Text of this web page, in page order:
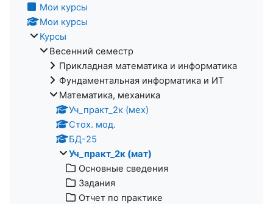
Мои курсы
Мои курсы
Курсы
Весенний семестр
Прикладная математика и информатика
Фундаментальная информатика и ИТ
Математика, механика
Уч_практ_2к (мех)
Стох. мод.
БД-25
Уч_практ_2к (мат)
Основные сведения
Задания
Отчет по практике